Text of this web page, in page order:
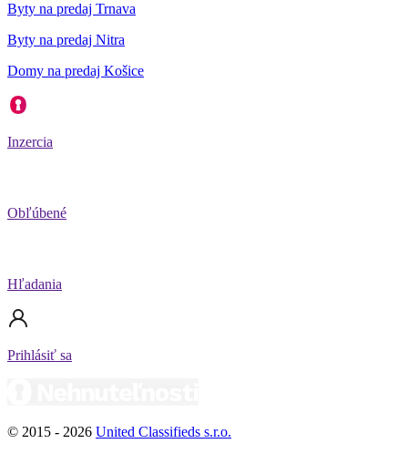
Byty na predaj Trnava
Byty na predaj Nitra
Domy na predaj Košice
Inzercia
Obľúbené
Hľadania
Prihlásiť sa
© 2015 - 2026 United Classifieds s.r.o.